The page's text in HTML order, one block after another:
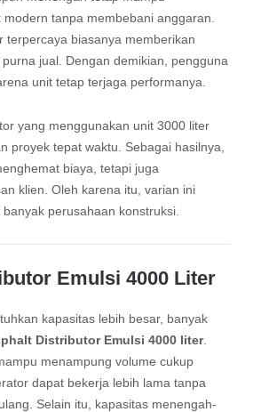
tanpa membebani anggaran.
terpercaya biasanya memberikan
jual. Dengan demikian, pengguna
unit tetap terjaga performanya.
yang menggunakan unit 3000 liter
proyek tepat waktu. Sebagai hasilnya,
biaya, tetapi juga
klien. Oleh karena itu, varian ini
perusahaan konstruksi.
Emulsi 4000 Liter
kapasitas lebih besar, banyak
Distributor Emulsi 4000 liter.
menampung volume cukup
dapat bekerja lebih lama tanpa
Selain itu, kapasitas menengah-